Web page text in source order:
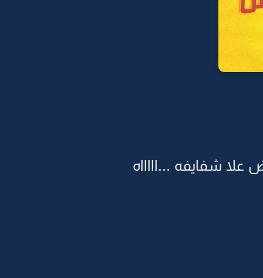
شفايفه ...اااااه